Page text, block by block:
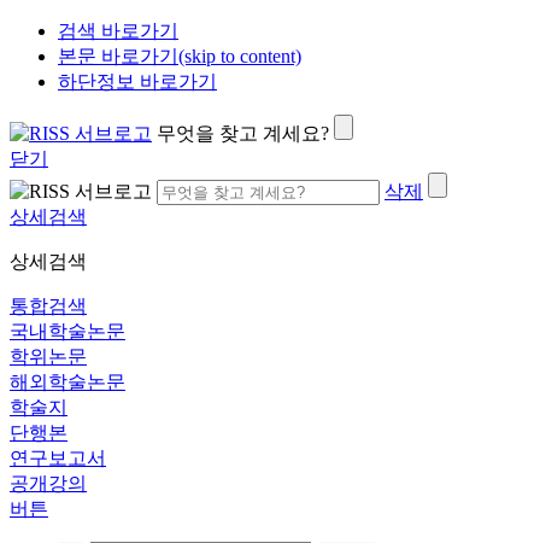
검색 바로가기
본문 바로가기(skip to content)
하단정보 바로가기
무엇을 찾고 계세요?
닫기
삭제
상세검색
상세검색
통합검색
국내학술논문
학위논문
해외학술논문
학술지
단행본
연구보고서
공개강의
버튼